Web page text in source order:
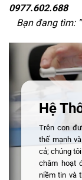
0977.602.688
Bạn đang tìm: "
Hệ
Trên con
thế mạnh
cả; chúng
châm hoạt
niềm tin và